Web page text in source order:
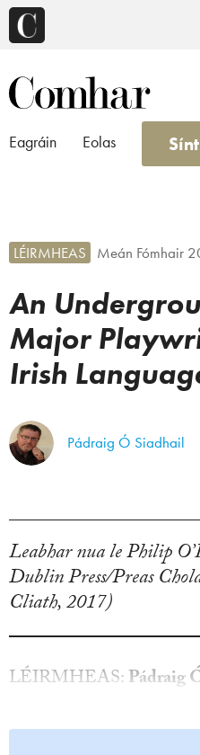
Eagráin Eolas
An
Major
Irish
LÉIRMHEAS Meán Fómhair
Pádraig Ó Siadhail
Leabhar nua le Philip
Dublin Press/Preas
Cliath, 2017)
LÉIRMHEAS:Pádraig